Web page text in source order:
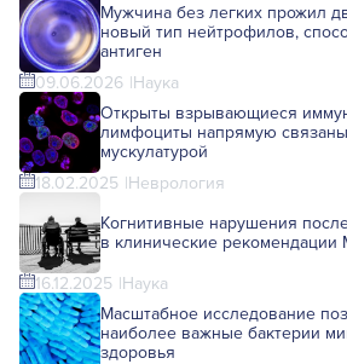
Мужчина без легких прожил
новый тип нейтрофилов,
антиген
09.06.2026 Наука
Открыты взрывающиеся
лимфоциты напрямую
мускулатурой
18.02.2025 Неврология
Когнитивные нарушения
в клинические рекомендации
16.12.2025 Наука
Масштабное исследование
наиболее важные бактерии
здоровья